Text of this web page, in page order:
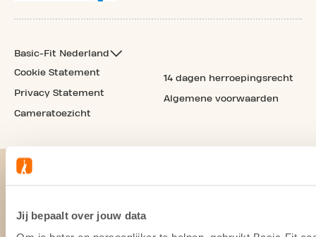
Jij bepaalt over jouw data
Basic-Fit Nederland
Cookie Statement
Privacy Statement
Cameratoezicht
14 dagen herroepingsrecht
Algemene voorwaarden